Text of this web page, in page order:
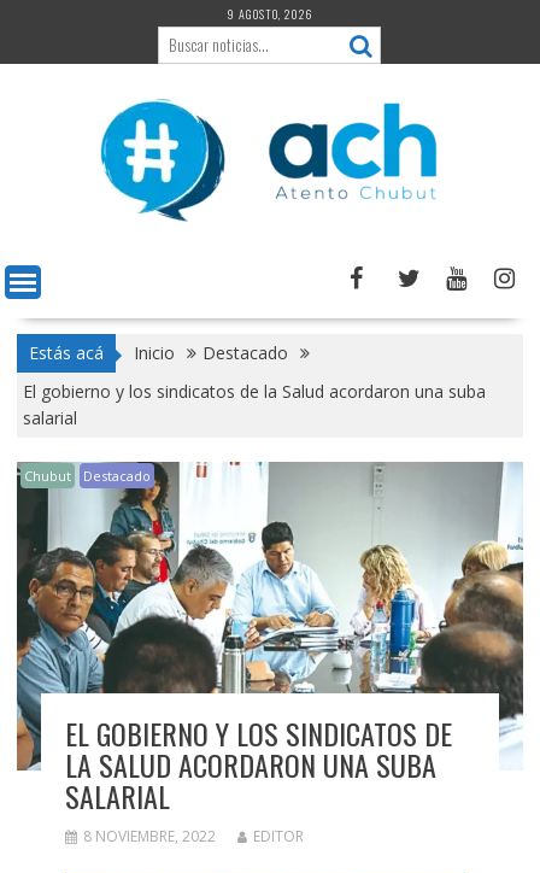
contenido
9 AGOSTO, 2026
Estás acá Inicio
Destacado
El gobierno y los sindicatos de la Salud acordaron una suba
salarial
Chubut Destacado
EL GOBIERNO Y LOS SINDICATOS DE
LA SALUD ACORDARON UNA SUBA
SALARIAL
8 NOVIEMBRE, 2022 EDITOR